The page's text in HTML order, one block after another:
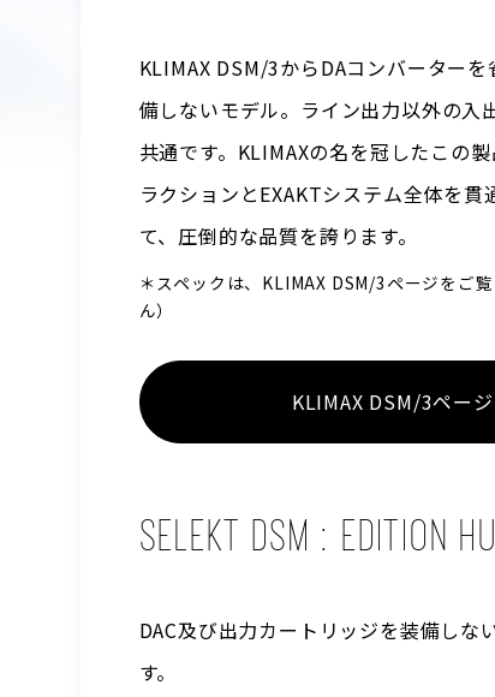
KLIMAX DSM/3からDAコンバーター
備しないモデル。ライン出力以外の入
共通です。KLIMAXの名を冠したこの
ラクションとEXAKTシステム全体を
て、圧倒的な品質を誇ります。
＊スペックは、KLIMAX DSM/3ページをご
ん）
KLIMAX DSM/3ペー
SELEKT DSM : EDITION
DAC及び出力カートリッジを装備しな
す。